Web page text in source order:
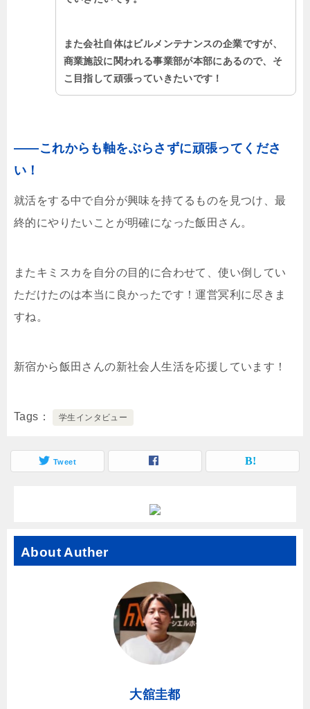
また会社自体はビルメンテナンスの企業ですが、
商業施設に関われる事業部が本部にあるので、そ
こ目指して頑張っていきたいです！
――これからも軸をぶらさずに頑張ってくださ
い！
就活をする中で自分が興味を持てるものを見つけ、最
終的にやりたいことが明確になった飯田さん。
またキミスカを自分の目的に合わせて、使い倒してい
ただけたのは本当に良かったです！運営冥利に尽きま
すね。
新宿から飯田さんの新社会人生活を応援しています！
Tags 学生インタビュー
Tweet
About Auther
大舘圭都